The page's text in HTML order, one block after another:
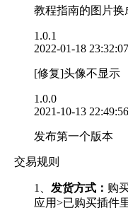
教程指南的图片换
1.0.1
2022-01-18 23:32:07
[修复]头像不显示
1.0.0
2021-10-13 22:49:56
发布第一个版本
交易规则
1、 发货方式： 购
应用>已购买插件